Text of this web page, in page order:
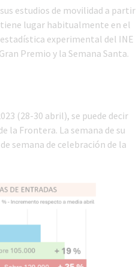
estudios de movilidad a partir
tiene lugar habitualmente en el
experimental del INE
Premio y la Semana Santa.
(28-30 abril), se puede decir
la Frontera. La semana de su
semana de celebración de la